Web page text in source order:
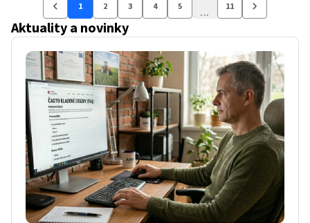
1 2 3 4 5
...
11
Aktuality a novinky